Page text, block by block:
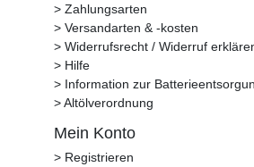
> Zahlungsarten
> Versandarten & -kosten
> Widerrufsrecht / Widerruf
> Hilfe
> Information zur
> Altölverordnung
Mein Konto
> Registrieren